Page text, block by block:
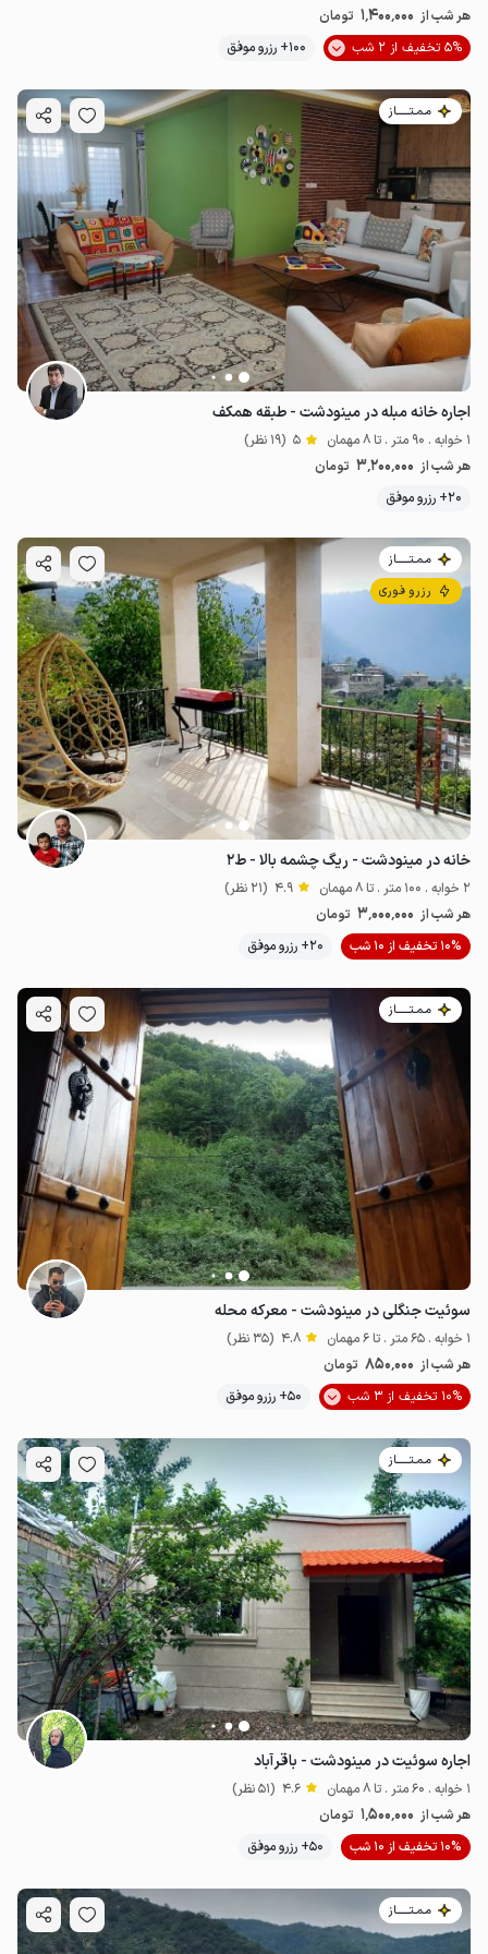
میلیون ت
4.9
میلیون ت 4.9
هر شب از 1٬400٬000 تومان
5% تخفیف از 2 شب
100+ رزرو موفق
مـمـتــــــاز
اجاره خانه مبله در مینودشت - طبقه همکف
1 خوابه . 90 متر . تا 8 مهمان 5 (19 نظر)
هر شب از 3٬200٬000 تومان
20+ رزرو موفق
مـمـتــــــاز
رزرو فوری
خانه در مینودشت - ریگ چشمه بالا - ط۲
2 خوابه . 100 متر . تا 8 مهمان 4.9 (21 نظر)
هر شب از 3٬000٬000 تومان
10% تخفیف از 10 شب
20+ رزرو موفق
مـمـتــــــاز
سوئیت جنگلی در مینودشت - معرکه محله
1 خوابه . 65 متر . تا 6 مهمان 4.8 (35 نظر)
هر شب از 850٬000 تومان
10% تخفیف از 3 شب
50+ رزرو موفق
مـمـتــــــاز
اجاره سوئیت در مینودشت - باقرآباد
1 خوابه . 60 متر . تا 8 مهمان 4.6 (51 نظر)
هر شب از 1٬500٬000 تومان
10% تخفیف از 10 شب
50+ رزرو موفق
مـمـتــــــاز